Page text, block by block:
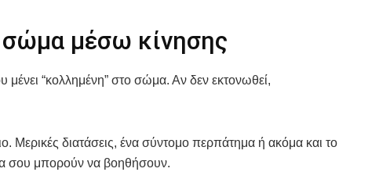
μέσω κίνησης
μένει “κολλημένη” στο σώμα. Αν δεν εκτονωθεί,
Μερικές διατάσεις, ένα σύντομο περπάτημα ή ακόμα και το
σου μπορούν να βοηθήσουν.